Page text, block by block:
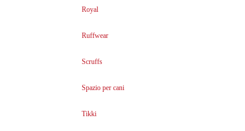
Royal
Ruffwear
Scruffs
Spazio per cani
Tikki